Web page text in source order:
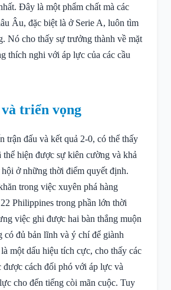
Đây là một phẩm chất mà các
Âu, đặc biệt là ở Serie A, luôn tìm
Nó cho thấy sự trưởng thành về mặt
thích nghi với áp lực của các cầu
triển vọng
trận đấu và kết quả 2-0, có thể thấy
hiện được sự kiên cường và khả
ở những thời điểm quyết định.
trong việc xuyên phá hàng
Philippines trong phần lớn thời
việc ghi được hai bàn thắng muộn
có đủ bản lĩnh và ý chí để giành
một dấu hiệu tích cực, cho thấy các
được cách đối phó với áp lực và
cho đến tiếng còi mãn cuộc. Tuy